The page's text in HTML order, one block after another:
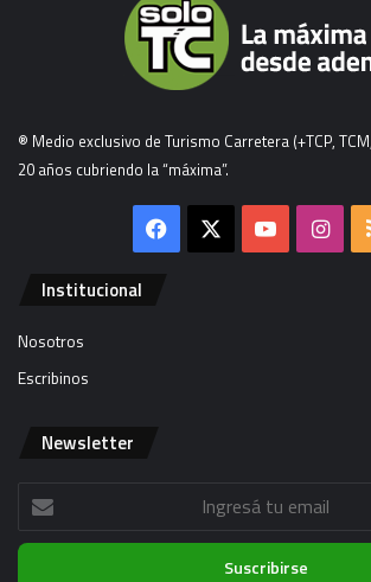
® Medio exclusivo de Turismo Carretera (+TCP,
20 años cubriendo la “máxima”.
Facebook YouTube
Institucional
Nosotros
Escribinos
Newsletter
Ingresá
email